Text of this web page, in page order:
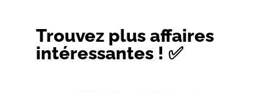
Trouvez plus affaires
intéressantes ! ✅